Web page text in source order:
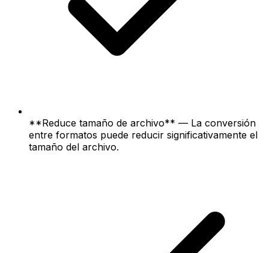
**Reduce tamaño de archivo** — La conversión
entre formatos puede reducir significativamente el
tamaño del archivo.